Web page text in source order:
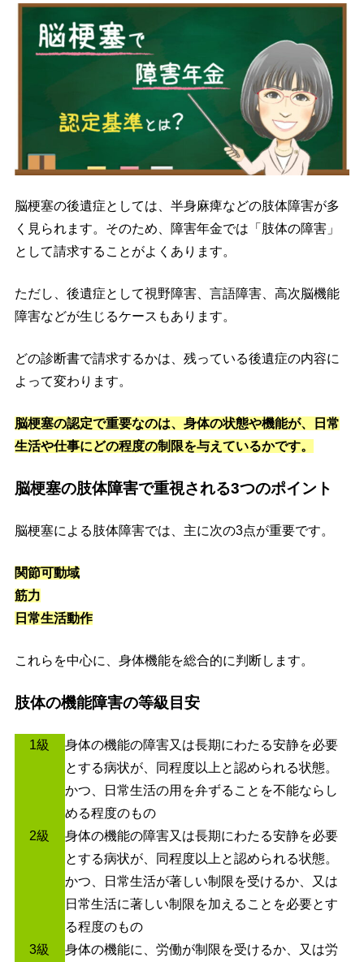
脳梗塞の後遺症としては、半身麻痺などの肢体障害が多
く見られます。そのため、障害年金では「肢体の障害」
として請求することがよくあります。
ただし、後遺症として視野障害、言語障害、高次脳機能
障害などが生じるケースもあります。
どの診断書で請求するかは、残っている後遺症の内容に
よって変わります。
脳梗塞の認定で重要なのは、身体の状態や機能が、日常
生活や仕事にどの程度の制限を与えているかです。
脳梗塞の肢体障害で重視される3つのポイント
脳梗塞による肢体障害では、主に次の3点が重要です。
関節可動域
筋力
日常生活動作
これらを中心に、身体機能を総合的に判断します。
肢体の機能障害の等級目安
1級
身体の機能の障害又は長期にわたる安静を必要
とする病状が、同程度以上と認められる状態。
かつ、日常生活の用を弁ずることを不能ならし
める程度のもの
2級
身体の機能の障害又は長期にわたる安静を必要
とする病状が、同程度以上と認められる状態。
かつ、日常生活が著しい制限を受けるか、又は
日常生活に著しい制限を加えることを必要とす
る程度のもの
3級
身体の機能に、労働が制限を受けるか、又は労